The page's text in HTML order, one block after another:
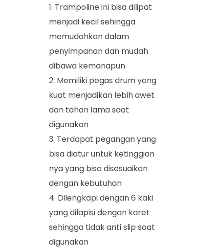
Trampoline ini bisa dilipat
menjadi kecil sehingga
memudahkan dalam
penyimpanan dan mudah
dibawa kemanapun
Memiliki pegas drum yang
kuat menjadikan lebih awet
dan tahan lama saat
digunakan
Terdapat pegangan yang
bisa diatur untuk ketinggian
nya yang bisa disesuaikan
dengan kebutuhan
Dilengkapi dengan 6 kaki
yang dilapisi dengan karet
sehingga tidak anti slip saat
digunakan